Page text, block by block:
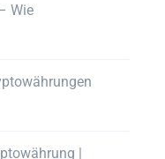
Wie
|